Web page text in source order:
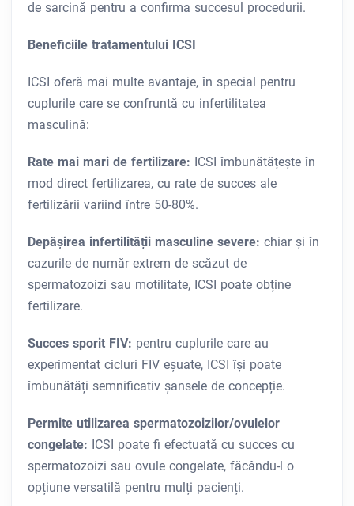
de sarcină pentru a confirma succesul procedurii.
Beneficiile tratamentului ICSI
ICSI oferă mai multe avantaje, în special pentru
cuplurile care se confruntă cu infertilitatea
masculină:
Rate mai mari de fertilizare: ICSI îmbunătățește în
mod direct fertilizarea, cu rate de succes ale
fertilizării variind între 50-80%.
Depășirea infertilității masculine severe: chiar și în
cazurile de număr extrem de scăzut de
spermatozoizi sau motilitate, ICSI poate obține
fertilizare.
Succes sporit FIV: pentru cuplurile care au
experimentat cicluri FIV eșuate, ICSI își poate
îmbunătăți semnificativ șansele de concepție.
Permite utilizarea spermatozoizilor/ovulelor
congelate: ICSI poate fi efectuată cu succes cu
spermatozoizi sau ovule congelate, făcându-l o
opțiune versatilă pentru mulți pacienți.